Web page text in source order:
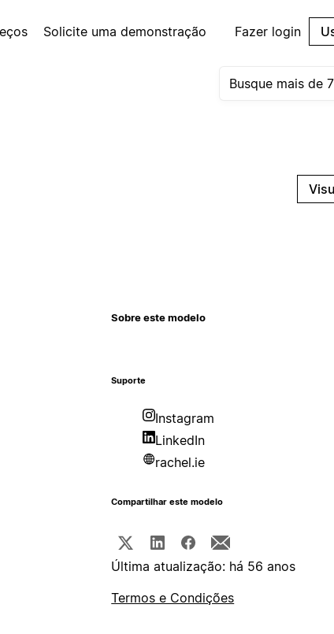
Solicite uma demonstração Fazer login
Sobre este modelo
Suporte
Instagram
LinkedIn
rachel.ie
Compartilhar este modelo
Última atualização: há 56 anos
Termos e Condições